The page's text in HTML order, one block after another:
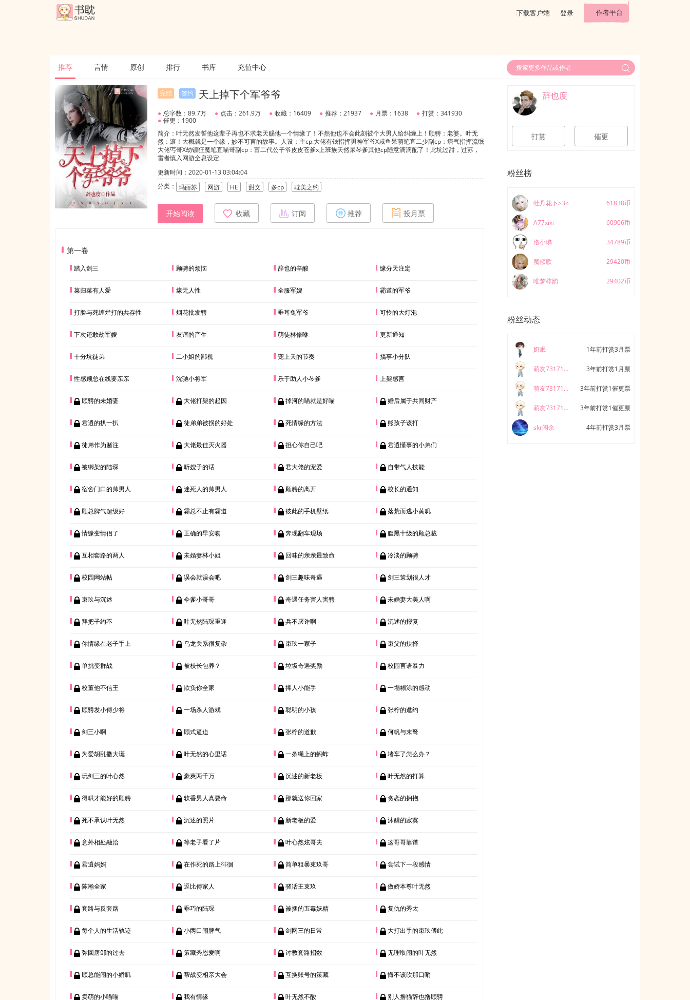
下载客户端 登录 作者平台
推荐 言情 原创 排行 书库 充值中心
完结 签约 天上掉下个军爷爷
● 总字数：89.7万 ● 点击：261.9万 ● 收藏：16409 ● 推荐：21937 ● 月票：1638 ● 打赏：341930
● 催更：1900
简介：叶无然发誓他这辈子再也不求老天赐他一个情缘了！不然他也不会此刻被个大男人给纠缠上！顾骋：老婆。叶无
然：滚！大概就是一个缘，妙不可言的故事。人设：主cp:大佬有钱指挥男神军爷X咸鱼呆萌笔直二少副cp：痞气指挥流氓
大佬丐哥X劫镖狂魔笔直喵哥副cp：富二代公子爷皮皮苍爹x上班族天然呆琴爹其他cp随意滴滴配了！此坑过甜，过苏，
雷者慎入网游全息设定
更新时间：2020-01-13 03:04:04
分类： 玛丽苏 网游 HE 甜文 多cp 耽美之约
开始阅读 收藏 订阅 推荐 投月票
第一卷
踏入剑三 顾骋的烦恼 辞也的辛酸 缘分天注定
菜归菜有人爱 壕无人性 全服军嫂 霸道的军爷
打脸与死缠烂打的共存性 烟花批发骋 垂耳兔军爷 可怜的大灯泡
下次还敢劫军嫂 友谊的产生 萌徒林修咻 更新通知
十分坑徒弟 二小姐的鄙视 宠上天的节奏 搞事小分队
性感顾总在线要亲亲 沈驰小将军 乐于助人小琴爹 上架感言
顾骋的未婚妻 大佬打架的起因 掉河的喵就是好喵 婚后属于共同财产
君逍的扒一扒 徒弟弟被拐的好处 死情缘的方法 熊孩子该打
徒弟作为赌注 大佬最佳灭火器 担心你自己吧 君逍懂事的小弟们
被绑架的陆琛 听嫂子的话 君大佬的宠爱 自带气人技能
宿舍门口的帅男人 迷死人的帅男人 顾骋的离开 校长的通知
顾总脾气超级好 霸总不止有霸道 彼此的手机壁纸 落荒而逃小黄叽
情缘变情侣了 正确的早安吻 奔现翻车现场 腹黑十级的顾总裁
互相套路的两人 未婚妻林小姐 回味的亲亲最致命 冷淡的顾骋
校园网站帖 误会就误会吧 剑三趣味奇遇 剑三策划很人才
束玖与沉述 伞爹小哥哥 奇遇任务害人害骋 未婚妻大美人啊
拜把子约不 叶无然陆琛重逢 兵不厌诈啊 沉述的报复
你情缘在老子手上 乌龙关系很复杂 束玖一家子 束父的抉择
单挑变群战 被校长包养？ 垃圾奇遇奖励 校园言语暴力
校董他不信王 欺负你全家 捧人小能手 一塌糊涂的感动
顾骋发小傅少将 一场杀人游戏 聪明的小孩 张柠的邀约
剑三小啊 顾式逼迫 张柠的道歉 何帆与末弩
为爱胡乱撒大谎 叶无然的心里话 一条绳上的蚂蚱 堵车了怎么办？
玩剑三的叶心然 豪爽两千万 沉述的新老板 叶无然的打算
得哄才能好的顾骋 软香男人真要命 那就送你回家 贪恋的拥抱
死不承认叶无然 沉述的照片 新老板的爱 沐醒的寂寞
意外相处融洽 等老子看了片 叶心然炫哥夫 这哥哥靠谱
君逍妈妈 在作死的路上徘徊 简单粗暴束玖哥 尝试下一段感情
陈瀚全家 逗比傅家人 骚话王束玖 傲娇本尊叶无然
套路与反套路 乖巧的陆琛 被捆的五毒妖精 复仇的秀太
每个人的生活轨迹 小两口闹脾气 剑网三的日常 大打出手的束玖傅此
弥回唐邹的过去 策藏秀恩爱啊 讨教套路招数 无理取闹的叶无然
顾总能闹的小娇叽 帮战变相亲大会 互换账号的策藏 悔不该吹那口哨
卖萌的小喵喵 我有情缘 叶无然不酸 别人撸猫辞也撸顾骋
辞也度
打赏 催更
粉丝榜
牡丹花下>3< 61838币
A77xixi 60906币
洛小璘 34789币
魔倾歌 29420币
唯梦梓韵 29402币
粉丝动态
奶眠 1年前打赏3月票
萌友731710652715 3年前打赏1月票
萌友731710652715 3年前打赏1催更票
萌友731710652715 3年前打赏1催更票
skr闲余 4年前打赏3月票